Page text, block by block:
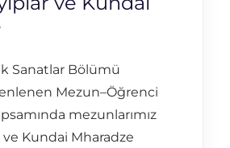
Sanatlar Bölümü
Mezun–Öğrenci
mezunlarımız
ve Kundai Mharadze